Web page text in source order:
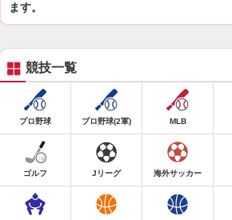
ます。
競技一覧
プロ野球 プロ野球(2軍) MLB
ゴルフ Jリーグ 海外サッカー